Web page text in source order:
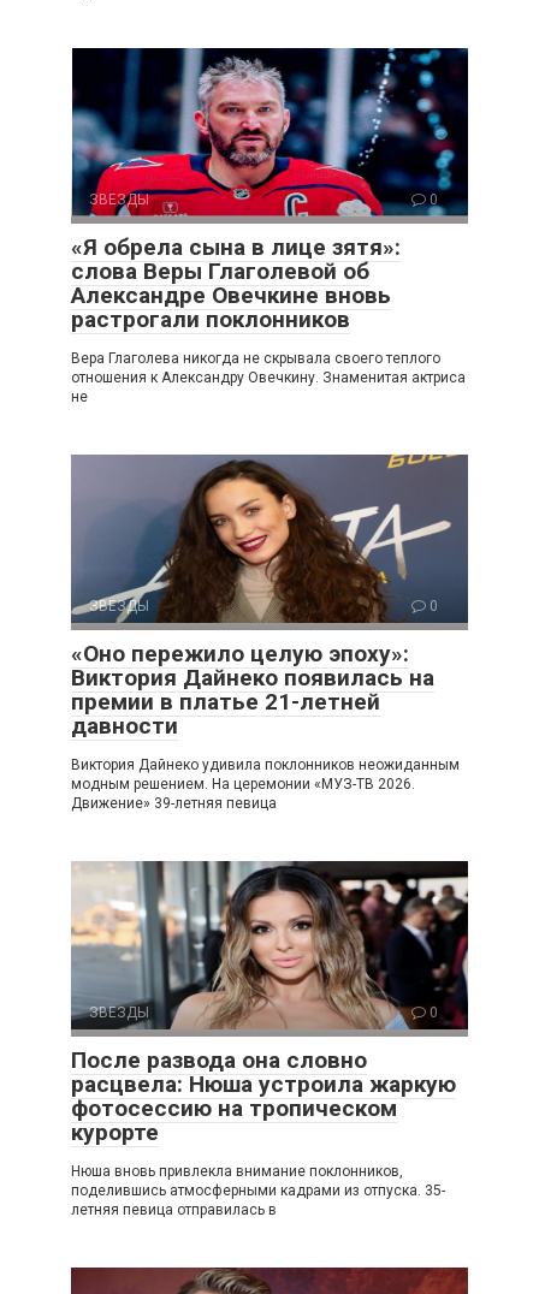
ЗВЕЗДЫ 0
«Я обрела сына в лице зятя»:
слова Веры Глаголевой об
Александре Овечкине вновь
растрогали поклонников
Вера Глаголева никогда не скрывала своего теплого
отношения к Александру Овечкину. Знаменитая актриса
не
ЗВЕЗДЫ 0
«Оно пережило целую эпоху»:
Виктория Дайнеко появилась на
премии в платье 21-летней
давности
Виктория Дайнеко удивила поклонников неожиданным
модным решением. На церемонии «МУЗ-ТВ 2026.
Движение» 39-летняя певица
ЗВЕЗДЫ 0
После развода она словно
расцвела: Нюша устроила жаркую
фотосессию на тропическом
курорте
Нюша вновь привлекла внимание поклонников,
поделившись атмосферными кадрами из отпуска. 35-
летняя певица отправилась в